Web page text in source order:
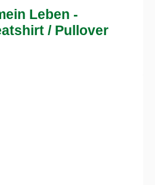
Leben -
/ Pullover